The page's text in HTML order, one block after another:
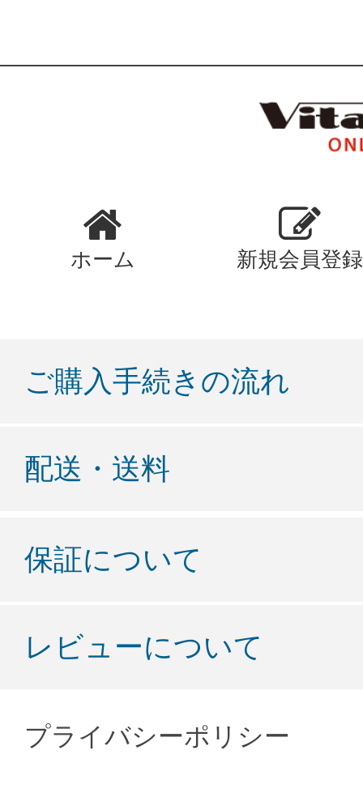
ホーム 新規会員登録
ご購入手続きの流れ
配送・送料
保証について
レビューについて
プライバシーポリシー